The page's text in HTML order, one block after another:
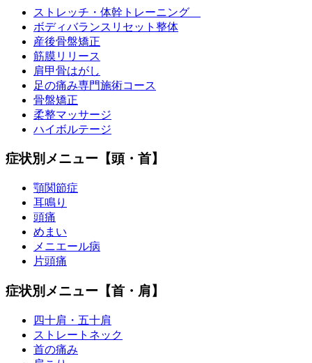
ストレッチ・体幹トレーニング
ボディバランスリセット整体
産後骨盤矯正
筋膜リリース
肩甲骨はがし
足の痛み専門施術コース
骨盤矯正
柔整マッサージ
ハイボルテージ
症状別メニュー【頭・首】
顎関節症
耳鳴り
頭痛
めまい
メニエール病
片頭痛
症状別メニュー【首・肩】
四十肩・五十肩
ストレートネック
首の痛み